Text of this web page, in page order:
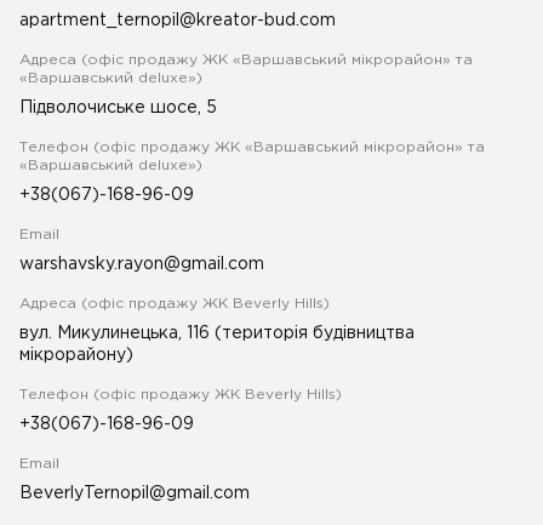
apartment_ternopil@kreator-bud.com
Адреса (офіс продажу ЖК «Варшавський мікрорайон» та
«Варшавський deluxe»)
Підволочиське шосе, 5
Телефон (офіс продажу ЖК «Варшавський мікрорайон» та
«Варшавський deluxe»)
+38(067)-168-96-09
Email
warshavsky.rayon@gmail.com
Адреса (офіс продажу ЖК Beverly Hills)
вул. Микулинецька, 116 (територія будівництва
мікрорайону)
Телефон (офіс продажу ЖК Beverly Hills)
+38(067)-168-96-09
Email
BeverlyTernopil@gmail.com